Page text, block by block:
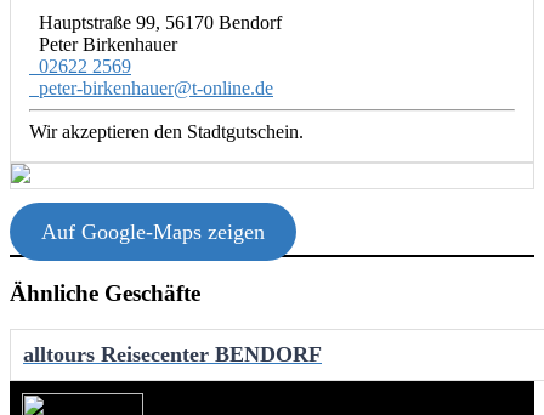
Hauptstraße 99, 56170 Bendorf
Peter Birkenhauer
02622 2569
peter-birkenhauer@t-online.de
Wir akzeptieren den Stadtgutschein.
Auf Google-Maps zeigen
Ähnliche Geschäfte
alltours Reisecenter BENDORF